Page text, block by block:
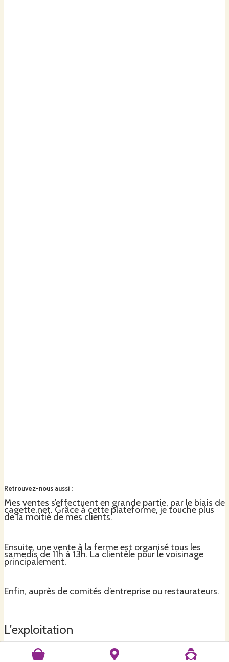
Retrouvez-nous aussi :
Mes ventes s’effectuent en grande partie, par le biais de
cagette.net. Grâce à cette plateforme, je touche plus
de la moitié de mes clients.
Ensuite, une vente à la ferme est organisé tous les
samedis de 11h à 13h. La clientèle pour le voisinage
principalement.
Enfin, auprès de comités d’entreprise ou restaurateurs.
L'exploitation